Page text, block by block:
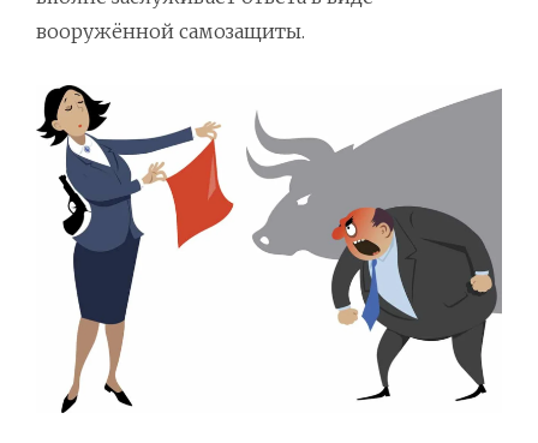
вооружённой самозащиты.